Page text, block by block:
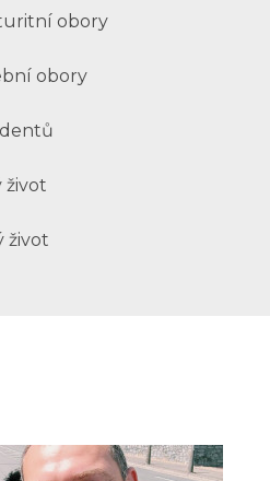
obory
obory
život
život